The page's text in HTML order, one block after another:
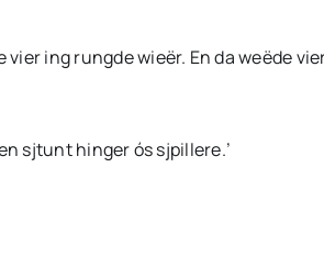
ing rungde wieër. En da weëde
sjtunt hinger ós sjpillere.’